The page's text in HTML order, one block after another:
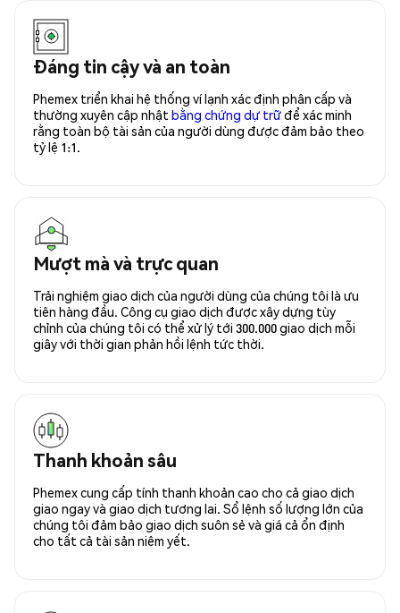
Đáng tin cậy và an toàn
Phemex triển khai hệ thống ví lạnh xác định phân cấp và
thường xuyên cập nhật bằng chứng dự trữđể xác minh
rằng toàn bộ tài sản của người dùng được đảm bảo theo
tỷ lệ 1:1.
Mượt mà và trực quan
Trải nghiệm giao dịch của người dùng của chúng tôi là ưu
tiên hàng đầu. Công cụ giao dịch được xây dựng tùy
chỉnh của chúng tôi có thể xử lý tới 300.000 giao dịch mỗi
giây với thời gian phản hồi lệnh tức thời.
Thanh khoản sâu
Phemex cung cấp tính thanh khoản cao cho cả giao dịch
giao ngay và giao dịch tương lai. Sổ lệnh số lượng lớn của
chúng tôi đảm bảo giao dịch suôn sẻ và giá cả ổn định
cho tất cả tài sản niêm yết.